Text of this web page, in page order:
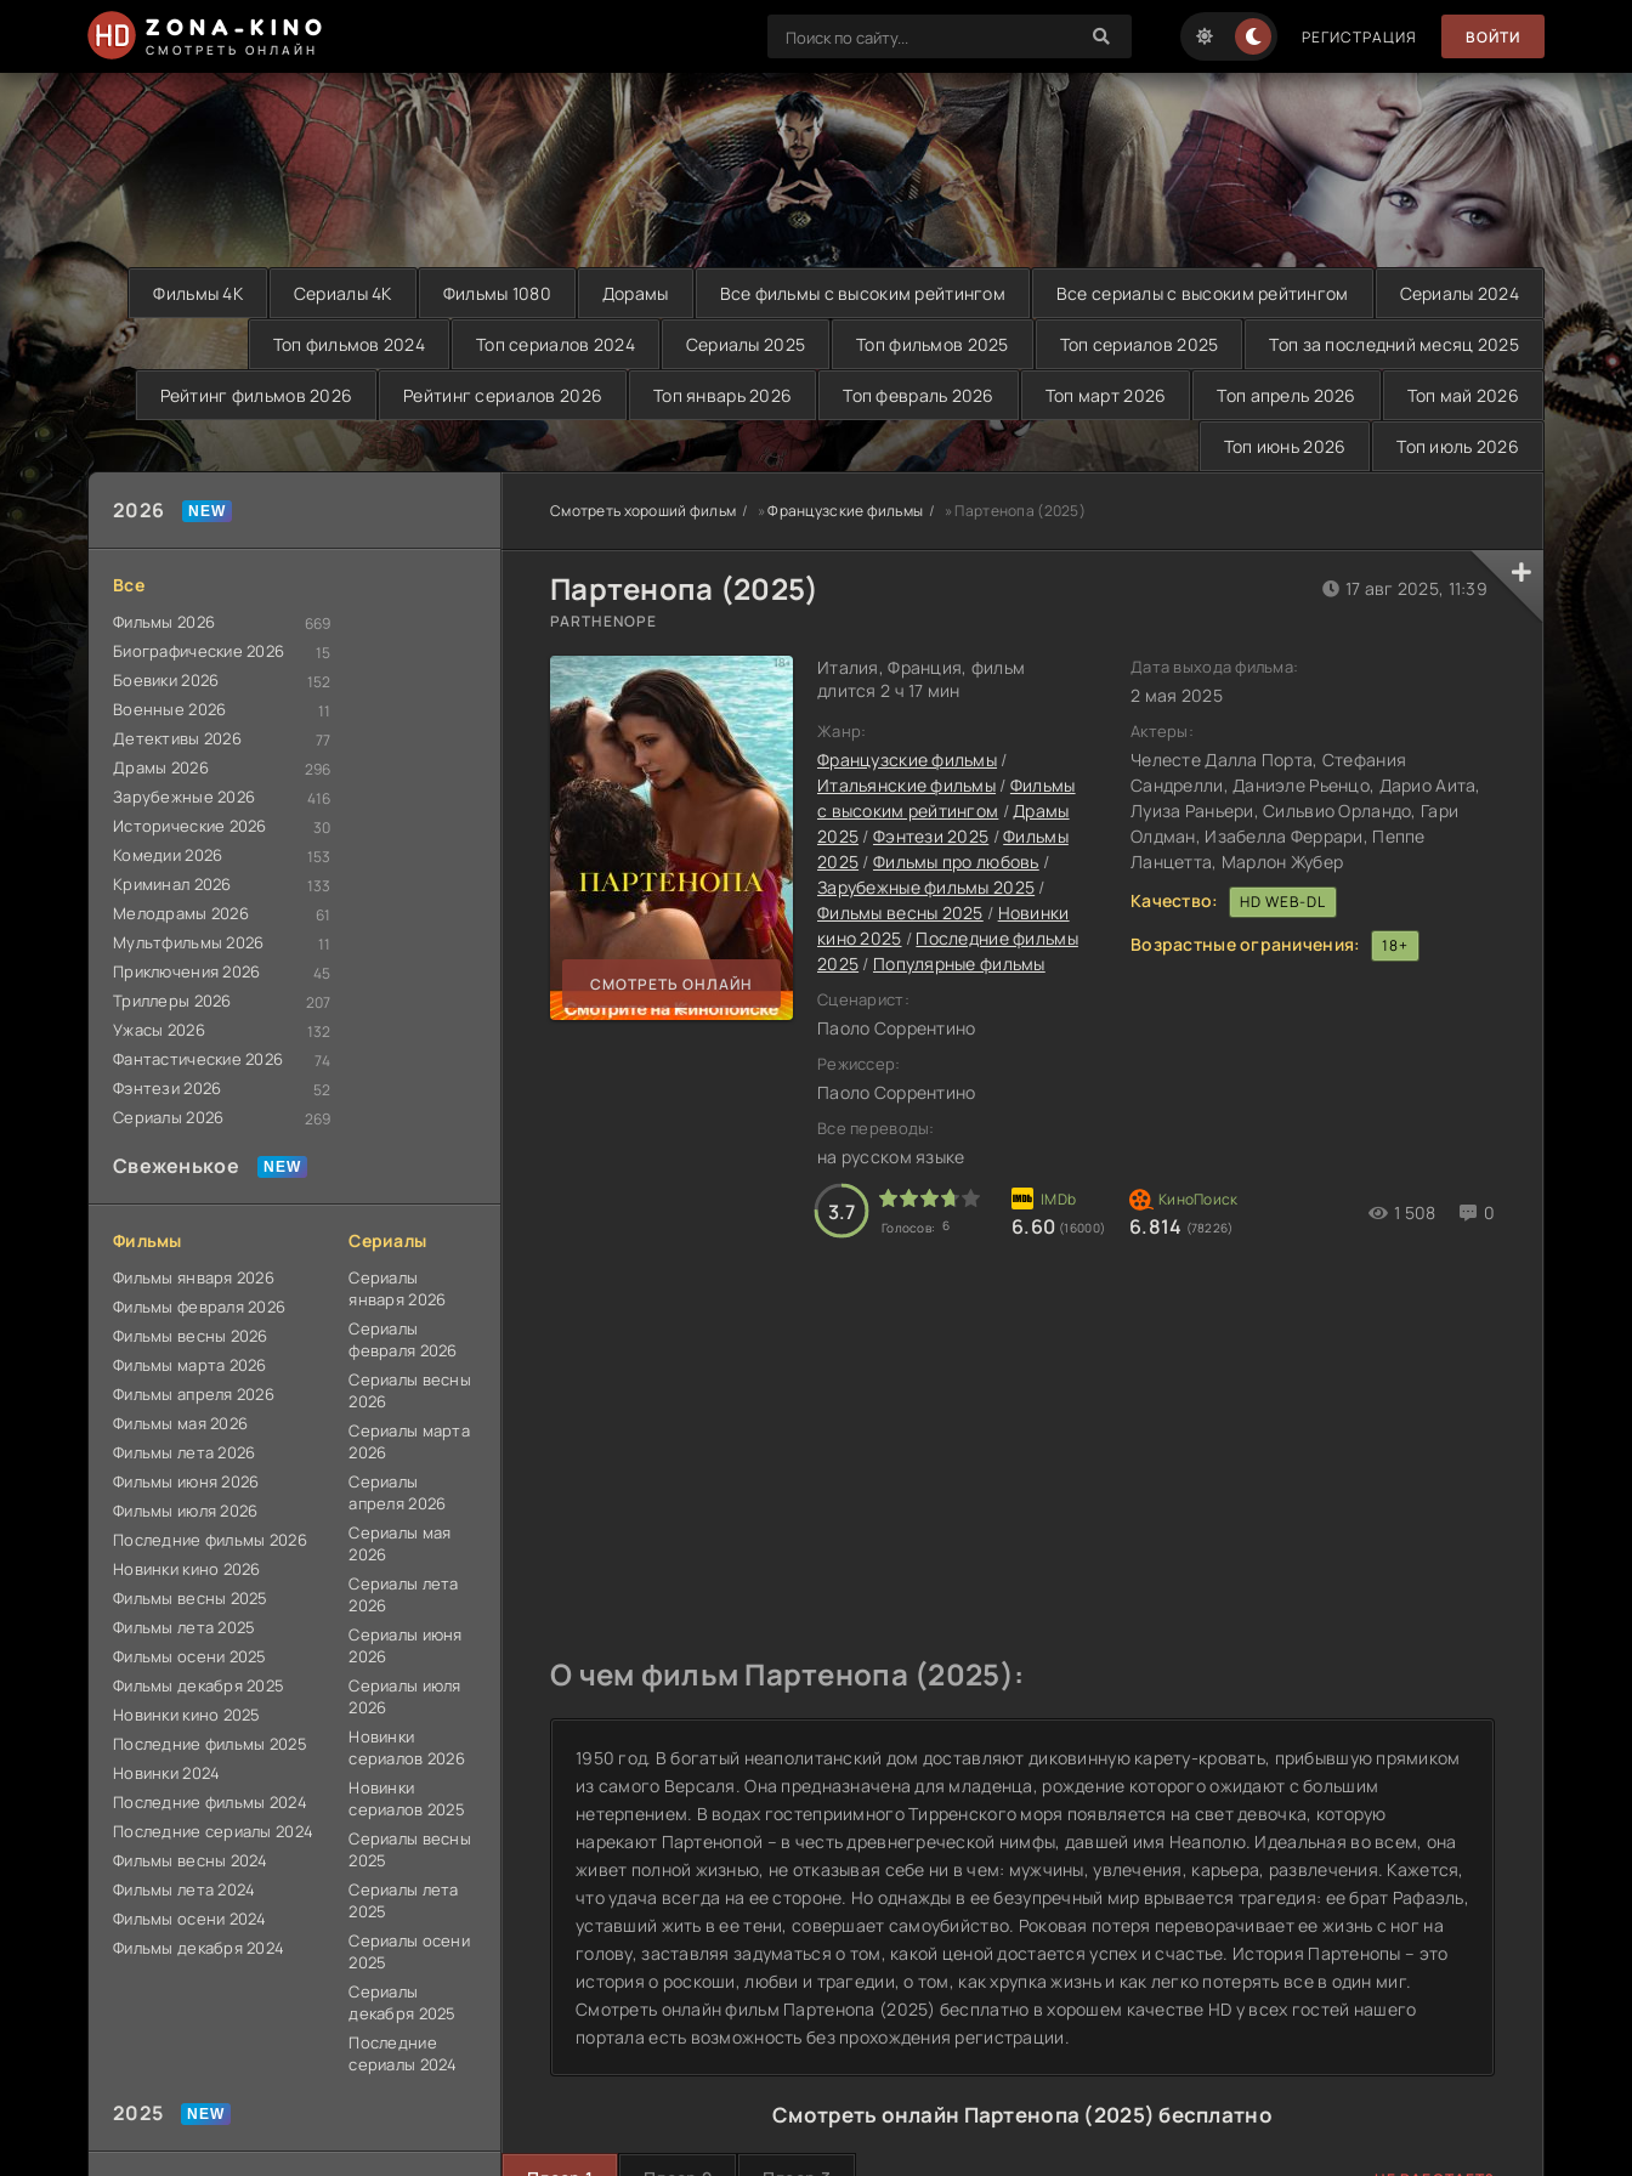
ZONA-KINO
СМОТРЕТЬ ОНЛАЙН
РЕГИСТРАЦИЯ ВОЙТИ
Фильмы 4K Сериалы 4K Фильмы 1080 Дорамы Все фильмы с высоким рейтингом Все сериалы с высоким рейтингом Сериалы 2024
Топ фильмов 2024 Топ сериалов 2024 Сериалы 2025 Топ фильмов 2025 Топ сериалов 2025 Топ за последний месяц 2025
Рейтинг фильмов 2026 Рейтинг сериалов 2026 Топ январь 2026 Топ февраль 2026 Топ март 2026 Топ апрель 2026 Топ май 2026
Топ июнь 2026 Топ июль 2026
2026
Все
Фильмы 2026 669
Биографические 2026 15
Боевики 2026 152
Военные 2026 11
Детективы 2026 77
Драмы 2026 296
Зарубежные 2026 416
Исторические 2026 30
Комедии 2026 153
Криминал 2026 133
Мелодрамы 2026 61
Мультфильмы 2026 11
Приключения 2026 45
Триллеры 2026 207
Ужасы 2026 132
Фантастические 2026 74
Фэнтези 2026 52
Сериалы 2026 269
Свеженькое
Фильмы
Фильмы января 2026
Фильмы февраля 2026
Фильмы весны 2026
Фильмы марта 2026
Фильмы апреля 2026
Фильмы мая 2026
Фильмы лета 2026
Фильмы июня 2026
Фильмы июля 2026
Последние фильмы 2026
Новинки кино 2026
Фильмы весны 2025
Фильмы лета 2025
Фильмы осени 2025
Фильмы декабря 2025
Новинки кино 2025
Последние фильмы 2025
Новинки 2024
Последние фильмы 2024
Последние сериалы 2024
Фильмы весны 2024
Фильмы лета 2024
Фильмы осени 2024
Фильмы декабря 2024
Сериалы
Сериалы
января 2026
Сериалы
февраля 2026
Сериалы весны
2026
Сериалы марта
2026
Сериалы
апреля 2026
Сериалы мая
2026
Сериалы лета
2026
Сериалы июня
2026
Сериалы июля
2026
Новинки
сериалов 2026
Новинки
сериалов 2025
Сериалы весны
2025
Сериалы лета
2025
Сериалы осени
2025
Сериалы
декабря 2025
Последние
сериалы 2024
2025
Смотреть хороший фильм »Французские фильмы » Партенопа (2025)
Партенопа (2025)
PARTHENOPE
СМОТРЕТЬ ОНЛАЙН
Италия, Франция, фильм
длится 2 ч 17 мин
Жанр:
Французские фильмы /
Итальянские фильмы / Фильмы
с высоким рейтингом /Драмы
2025 / Фэнтези 2025 /Фильмы
2025 / Фильмы про любовь /
Зарубежные фильмы 2025 /
Фильмы весны 2025 / Новинки
кино 2025 / Последние фильмы
2025 / Популярные фильмы
Сценарист:
Паоло Соррентино
Режиссер:
Паоло Соррентино
Все переводы:
на русском языке
3.7
Голосов: 6 6.60 (16000) 6.814 (78226)
1 508 0
17 авг 2025, 11:39
Дата выхода фильма:
2 мая 2025
Актеры:
Челесте Далла Порта, Стефания
Сандрелли, Даниэле Рьенцо, Дарио Аита,
Луиза Раньери, Сильвио Орландо, Гари
Олдман, Изабелла Феррари, Пеппе
Ланцетта, Марлон Жубер
Качество:
HD WEB-DL
Возрастные ограничения: 18+
О чем фильм Партенопа (2025):
1950 год. В богатый неаполитанский дом доставляют диковинную карету-кровать, прибывшую прямиком
из самого Версаля. Она предназначена для младенца, рождение которого ожидают с большим
нетерпением. В водах гостеприимного Тирренского моря появляется на свет девочка, которую
нарекают Партенопой – в честь древнегреческой нимфы, давшей имя Неаполю. Идеальная во всем, она
живет полной жизнью, не отказывая себе ни в чем: мужчины, увлечения, карьера, развлечения. Кажется,
что удача всегда на ее стороне. Но однажды в ее безупречный мир врывается трагедия: ее брат Рафаэль,
уставший жить в ее тени, совершает самоубийство. Роковая потеря переворачивает ее жизнь с ног на
голову, заставляя задуматься о том, какой ценой достается успех и счастье. История Партенопы – это
история о роскоши, любви и трагедии, о том, как хрупка жизнь и как легко потерять все в один миг.
Смотреть онлайн фильм Партенопа (2025) бесплатно в хорошем качестве HD у всех гостей нашего
портала есть возможность без прохождения регистрации.
Смотреть онлайн Партенопа (2025) бесплатно